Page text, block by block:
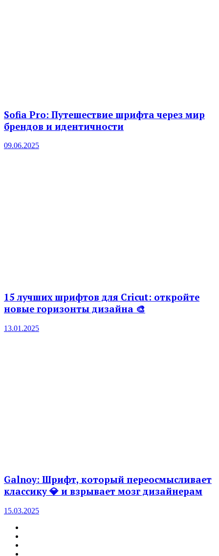
Sofia Pro: Путешествие шрифта через мир
брендов и идентичности
09.06.2025
15 лучших шрифтов для Cricut: откройте
новые горизонты дизайна 🎨
13.01.2025
Galnoy: Шрифт, который переосмысливает
классику 💎 и взрывает мозг дизайнерам
15.03.2025